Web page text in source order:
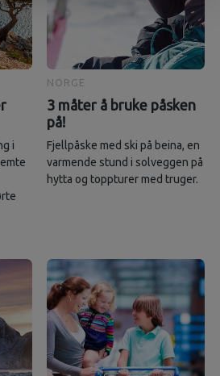
i
NORGE
3 måter å bruke påsken
på!
Fjellpåske med ski på beina, en
varmende stund i solveggen på
hytta og toppturer med truger.